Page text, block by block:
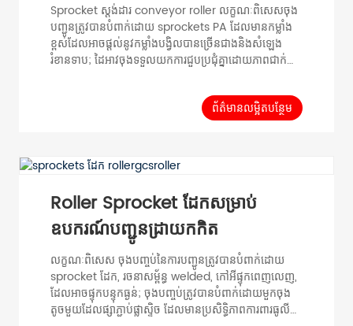
Sprocket ស្តង់ដារ conveyor roller លក្ខណៈ​ពិសេស​ចុង​
បញ្ជូន​ត្រូវ​បាន​បំពាក់​ដោយ sprockets PA ដែល​មាន​កម្លាំង​
ខ្ពស់​ដែល​អាច​ផ្តល់​នូវ​កម្លាំង​បង្វិល​បាន​ច្រើន​ជាង​និង​សំឡេង​
រំខាន​ទាប​; ដៃអាវចុងទទួលយកការជួបប្រជុំគ្នាដោយភាពជាក់
បង្វិលជុំបញ្ជូនខ្ពស់ និងប្រសិទ្ធភាពនៃការធ្វើសមកាលកម្មជាង
គ្រប់ប្រភេទនៃដ្រាយខ្សែក្រវ៉ាត់ ដោយគ្មានប្រេងរំអិល និងការ
ថែទាំសាមញ្ញ។ ទិន្នន័យទូទៅ ការផ្ទុកសម្ភារៈតែមួយ≤30KG
ព័ត៌មានលម្អិតបន្ថែម
Roller Sprocket ដែកសម្រាប់
ឧបករណ៍បញ្ជូនដ្រាយកកិត
លក្ខណៈពិសេស ចុងបញ្ចប់នៃការបញ្ជូនត្រូវបានបំពាក់ដោយ
sprocket ដែក, រចនាសម្ព័ន្ធ welded, កៅអីផ្ទុកពេញលេញ,
ដែលអាចផ្ទុកបន្ទុកធ្ងន់; ចុងបញ្ចប់ត្រូវបានបំពាក់ដោយមួកចុង
តូចមួយដែលផ្សាភ្ជាប់ផ្លាស្ទិច ដែលមានប្រសិទ្ធិភាពការពារធូលី